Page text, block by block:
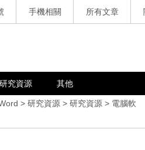
手機相關 所有文章
研究資源 其他
> 研究資源 > 研究資源 > 電腦軟